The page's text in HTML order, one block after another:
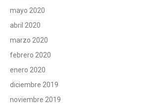
mayo 2020
abril 2020
marzo 2020
febrero 2020
enero 2020
diciembre 2019
noviembre 2019